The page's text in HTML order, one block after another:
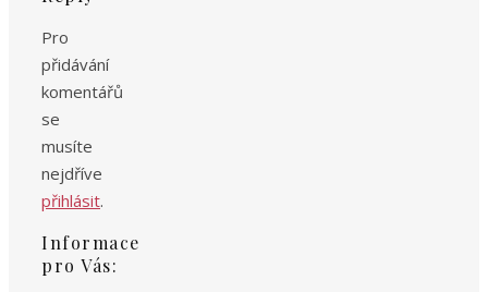
Pro
přidávání
komentářů
se
musíte
nejdříve
přihlásit.
Informace
pro Vás: